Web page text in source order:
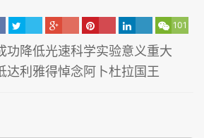
101
功降低光速科学实验意义重大
达利雅得悼念阿卜杜拉国王